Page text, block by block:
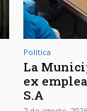
Política
La
ex
S.A